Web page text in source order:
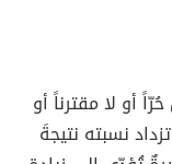
أو لا مقترناً أو
نسبته نتيجةَ